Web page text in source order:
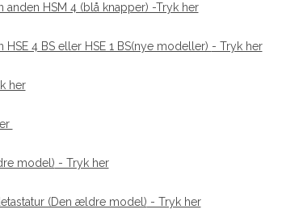
anden HSM 4 (blå knapper) -Tryk her
4 BS eller HSE 1 BS(nye modeller) - Tryk her
her
model) - Tryk her
(Den ældre model) - Tryk her